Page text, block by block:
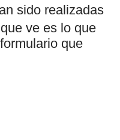
sido realizadas
ve es lo que
que